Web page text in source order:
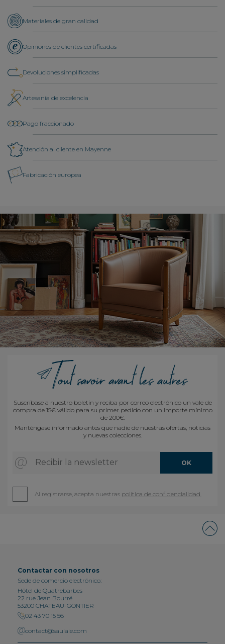
Materiales de gran calidad
Opiniones de clientes certificadas
Devoluciones simplificadas
Artesanía de excelencia
Pago fraccionado
Atención al cliente en Mayenne
Fabricación europea
Suscríbase a nuestro boletín y reciba por correo electrónico un vale de
compra de 15€ válido para su primer pedido con un importe mínimo
de 200€.
Manténgase informado antes que nadie de nuestras ofertas, noticias
y nuevas colecciones.
Recibir la newsletter OK
Al registrarse, acepta nuestras política de confidencialidad.
Contactar con nosotros
Sede de comercio electrónico:
Hôtel de Quatrebarbes
22 rue Jean Bourré
53200 CHATEAU-GONTIER
02 43 70 15 56
contact@saulaie.com